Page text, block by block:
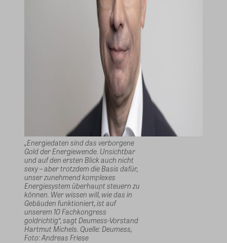
„Energiedaten sind das verborgene
Gold der Energiewende. Unsichtbar
und auf den ersten Blick auch nicht
sexy – aber trotzdem die Basis dafür,
unser zunehmend komplexes
Energiesystem überhaupt steuern zu
können. Wer wissen will, wie das in
Gebäuden funktioniert, ist auf
unserem 10 Fachkongress
goldrichtig“, sagt Deumess-Vorstand
Hartmut Michels. Quelle: Deumess,
Foto: Andreas Friese